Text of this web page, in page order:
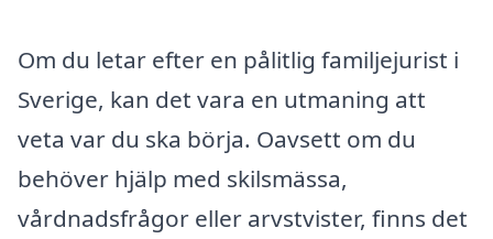
Om du letar efter en pålitlig familjejurist i
Sverige, kan det vara en utmaning att
veta var du ska börja. Oavsett om du
behöver hjälp med skilsmässa,
vårdnadsfrågor eller arvstvister, finns det